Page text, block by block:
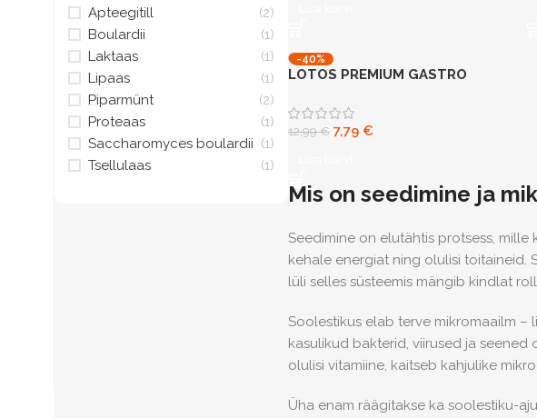
Apteegitill
(2)
Boulardii
(1)
Laktaas
(1)
Lipaas
(1)
Piparmünt
(2)
Proteaas
(1)
Saccharomyces boulardii (1)
Tsellulaas
(1)
-40%
LOTOS PREMIUM GASTRO
12,99€ 7,79 €
Mis on seedimine ja
Seedimine on elutähtis protsess,
kehale energiat ning olulisi toitaineid.
lüli selles süsteemis mängib kindlat
Soolestikus elab terve mikromaailm –
kasulikud bakterid, viirused ja
olulisi vitamiine, kaitseb kahjulike
Üha enam räägitakse ka soolestiku-